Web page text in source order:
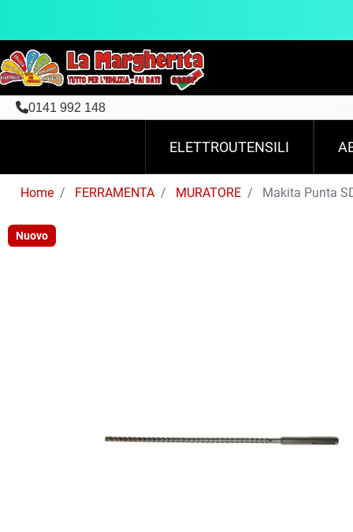
0141 992 148
ELETTROUTENSILI
Home FERRAMENTA MURATORE Makita Punta
Nuovo